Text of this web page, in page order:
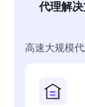
代理解
高速大规模